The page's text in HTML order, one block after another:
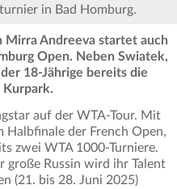
in Bad Homburg.
MirraAndreeva startet auch
Open. Neben Swiatek,
18-Jährige bereits die
Kurpark.
auf der WTA-Tour. Mit
Halbfinale der French Open,
zwei WTA 1000-Turniere.
große Russin wird ihr Talent
(21. bis 28. Juni 2025)